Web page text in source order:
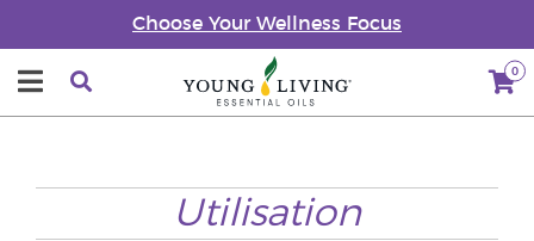
Choose Your Wellness Focus
0
Utilisation